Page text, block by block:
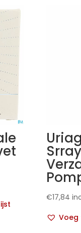
Srray
€17,84
Voeg